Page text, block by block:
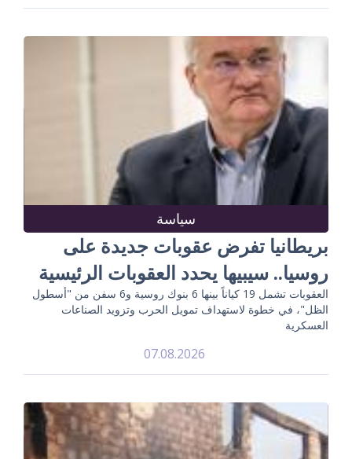
سياسة
بريطانيا تفرض عقوبات جديدة على
روسيا.. سيبيها يحدد العقوبات الرئيسية
العقوبات تشمل 19 كياناً بينها 6 بنوك روسية و6 سفن من "أسطول
الظل"، في خطوة لاستهداف تمويل الحرب وتزويد الصناعات
العسكرية
07.08.2026